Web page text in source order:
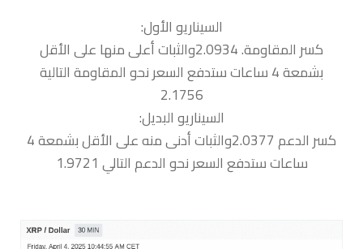
السيناريو الأول:
كسر المقاومة. 2.0934والثبات أعلى منها على الأقل
بشمعة 4 ساعات ستدفع السعر نحو المقاومة التالية
2.1756
السيناريو البديل:
كسر الدعم 2.0377والثبات أدنى منه على الأقل بشمعة 4
ساعات ستدفع السعر نحو الدعم التالي 1.9721